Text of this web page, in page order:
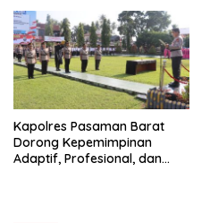
Bencana
Kapolres Pasaman Barat
Dorong Kepemimpinan
Adaptif, Profesional, dan